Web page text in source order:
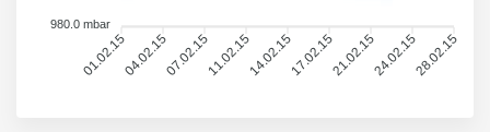
01.02.1504.02.1507.02.1511.02.1514.02.1517.02.1521.02.1524.02.1528.02.15
980.0 mbar